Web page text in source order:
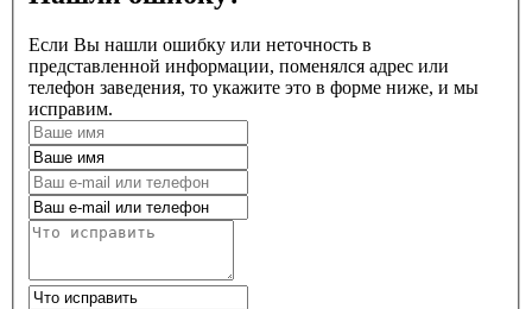
Если Вы нашли ошибку или неточность в
представленной информации, поменялся адрес или
телефон заведения, то укажите это в форме ниже, и мы
исправим.